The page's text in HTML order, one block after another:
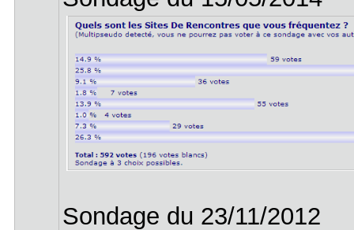
Sondage du 23/11/2012